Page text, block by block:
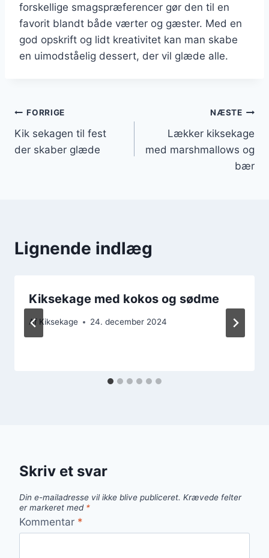
forskellige smagspræferencer gør den til en
favorit blandt både værter og gæster. Med en
god opskrift og lidt kreativitet kan man skabe
en uimodståelig dessert, der vil glæde alle.
Indlægsnavigation
FORRIGE
Kik sekagen til fest
der skaber glæde
NÆSTE
Lækker kiksekage
med marshmallows og
bær
Lignende indlæg
Kiksekage med kokos og sødme
Af Kiksekage 24. december 2024
Skriv et svar
Din e-mailadresse vil ikke blive publiceret. Krævede felter
er markeret med *
Kommentar *